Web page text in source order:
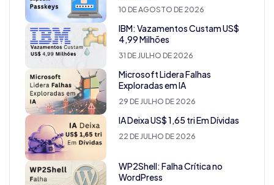
10 DE AGOSTO DE 2026
IBM: Vazamentos Custam US$
4,99 Milhões
31 DE JULHO DE 2026
Microsoft Lidera Falhas
Exploradas em IA
29 DE JULHO DE 2026
IA Deixa US$ 1,65 tri Em Dívidas
22 DE JULHO DE 2026
WP2Shell: Falha Crítica no
WordPress